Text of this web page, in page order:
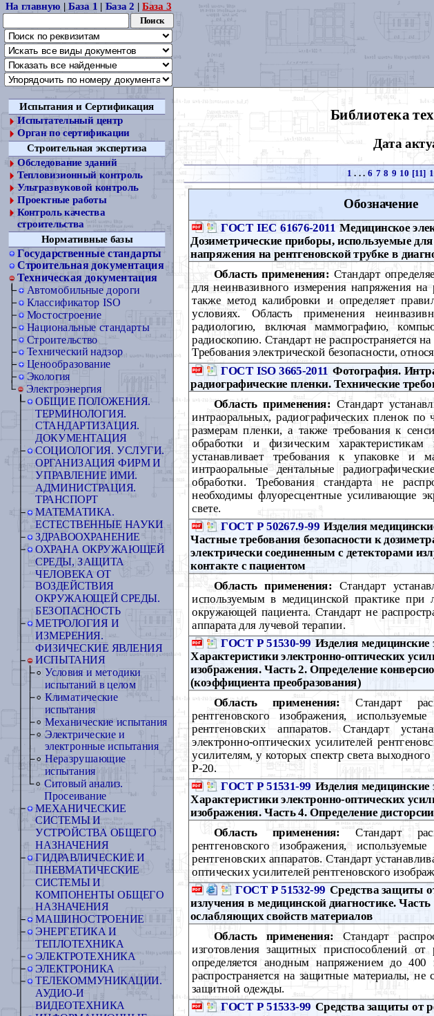
На главную |База 1 | База 2 |База 3
Испытания и Сертификация
Испытательный центр
Орган по сертификации
Строительная экспертиза
Обследование зданий
Тепловизионный контроль
Ультразвуковой контроль
Проектные работы
Контроль качества
строительства
Нормативные базы
Государственные стандарты
Строительная документация
Техническая документация
Автомобильные дороги
Классификатор ISO
Мостостроение
Национальные стандарты
Строительство
Технический надзор
Ценообразование
Экология
Электроэнергия
ОБЩИЕ ПОЛОЖЕНИЯ.
ТЕРМИНОЛОГИЯ.
СТАНДАРТИЗАЦИЯ.
ДОКУМЕНТАЦИЯ
СОЦИОЛОГИЯ. УСЛУГИ.
ОРГАНИЗАЦИЯ ФИРМ И
УПРАВЛЕНИЕ ИМИ.
АДМИНИСТРАЦИЯ.
ТРАНСПОРТ
МАТЕМАТИКА.
ЕСТЕСТВЕННЫЕ НАУКИ
ЗДРАВООХРАНЕНИЕ
ОХРАНА ОКРУЖАЮЩЕЙ
СРЕДЫ, ЗАЩИТА
ЧЕЛОВЕКА ОТ
ВОЗДЕЙСТВИЯ
ОКРУЖАЮЩЕЙ СРЕДЫ.
БЕЗОПАСНОСТЬ
МЕТРОЛОГИЯ И
ИЗМЕРЕНИЯ.
ФИЗИЧЕСКИЕ ЯВЛЕНИЯ
ИСПЫТАНИЯ
Условия и методики
испытаний в целом
Климатические
испытания
Механические испытания
Электрические и
электронные испытания
Неразрушающие
испытания
Ситовый анализ.
Просеивание
МЕХАНИЧЕСКИЕ
СИСТЕМЫ И
УСТРОЙСТВА ОБЩЕГО
НАЗНАЧЕНИЯ
ГИДРАВЛИЧЕСКИЕ И
ПНЕВМАТИЧЕСКИЕ
СИСТЕМЫ И
КОМПОНЕНТЫ ОБЩЕГО
НАЗНАЧЕНИЯ
МАШИНОСТРОЕНИЕ
ЭНЕРГЕТИКА И
ТЕПЛОТЕХНИКА
ЭЛЕКТРОТЕХНИКА
ЭЛЕКТРОНИКА
ТЕЛЕКОММУНИКАЦИИ.
АУДИО-И
ВИДЕОТЕХНИКА
Библиотека
Дата
1 . . . 6 7 8 9 10 [11]
Обозначение
ГОСТ IEC 61676-2011 Медицинское
Дозиметрические приборы, используемые
напряжения на рентгеновской трубке в
Область применения: Стандарт
для неинвазивного измерения напряжения
также метод калибровки и определяет
условиях. Область применения
радиологию, включая маммографию,
радиоскопию. Стандарт не распространяется
Требования электрической безопасности,
ГОСТ ISO 3665-2011 Фотография.
радиографические пленки. Технические
Область применения: Стандарт
интраоральных, радиографических пленок по
размерам пленки, а также требования к
обработки и физическим
устанавливает требования к упаковке и
интраоральные дентальные
обработки. Требования стандарта не
необходимы флуоресцентные усиливающие
свете.
ГОСТ Р 50267.9-99 Изделия
Частные требования безопасности к
электрически соединенным с детекторами
контакте с пациентом
Область применения: Стандарт
используемым в медицинской практике при
окружающей пациента. Стандарт не
аппарата для лучевой терапии.
ГОСТ Р 51530-99 Изделия медицинские
Характеристики электронно-оптических
изображения. Часть 2. Определение
(коэффициента преобразования)
Область применения:Стандарт
рентгеновского изображения,
рентгеновских аппаратов. Стандарт
электронно-оптических усилителей
усилителям, у которых спектр света
Р-20.
ГОСТ Р 51531-99 Изделия медицинские
Характеристики электронно-оптических
изображения. Часть 4. Определение
Область применения: Стандарт
рентгеновского изображения,
рентгеновских аппаратов. Стандарт
оптических усилителей рентгеновского
ГОСТ Р 51532-99 Средства защиты
излучения в медицинской диагностике. Часть
ослабляющих свойств материалов
Область применения: Стандарт
изготовления защитных приспособлений от
определяется анодным напряжением до
распространяется на защитные материалы,
защитной одежды.
ГОСТ Р 51533-99 Средства защиты от